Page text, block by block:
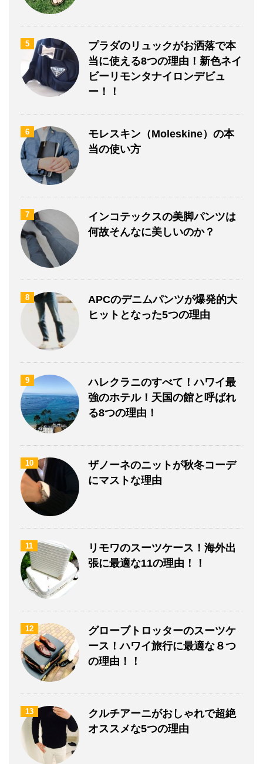
5
プラダのリュックがお洒落で本
当に使える8つの理由！新色ネイ
ビーリモンタナイロンデビュ
ー！！
6
モレスキン（Moleskine）の本
当の使い方
7
インコテックスの美脚パンツは
何故そんなに美しいのか？
8
APCのデニムパンツが爆発的大
ヒットとなった5つの理由
9
ハレクラニのすべて！ハワイ最
強のホテル！天国の館と呼ばれ
る8つの理由！
10
ザノーネのニットが秋冬コーデ
にマストな理由
11
リモワのスーツケース！海外出
張に最適な11の理由！！
12
グローブトロッターのスーツケ
ース！ハワイ旅行に最適な８つ
の理由！！
13
クルチアーニがおしゃれで超絶
オススメな5つの理由